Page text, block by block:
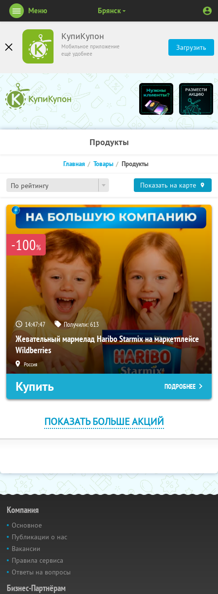
КупиКупон
Мобильное приложение
ещё удобнее
Загрузить
Меню Брянск
Продукты
По рейтингу
Главная Товары Продукты
Показать на карте
-100%
14:47:47 Получили:613
Жевательный мармелад Haribo Starmix на маркетплейсе
Wildberries
Россия
Купить ПОДРОБНЕЕ
ПОКАЗАТЬ БОЛЬШЕ АКЦИЙ
Компания
Основное
Публикации о нас
Вакансии
Правила сервиса
Ответы на вопросы
Бизнес-Партнёрам